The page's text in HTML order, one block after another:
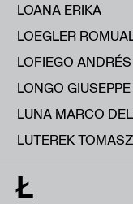
LOANA ERIKA
LOEGLER
LOFIEGO ANDRÉS
LONGO GIUSEPPE
LUNA MARCO
LUTEREK TOMASZ
Ł